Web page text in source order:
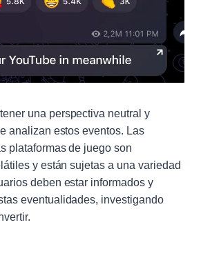
una perspectiva neutral y
analizan estos eventos. Las
plataformas de juego son
y están sujetas a una variedad
deben estar informados y
eventualidades, investigando